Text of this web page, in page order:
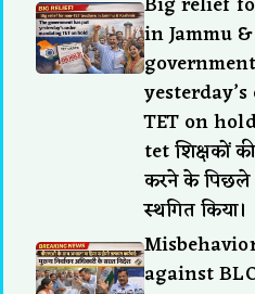
in Jammu
TET on
tet शिक्षकों
करने के
स्थगित किया।
against